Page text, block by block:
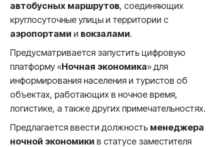
автобусных маршрутов, соединяющих
круглосуточные улицы и территории с
аэропортами и вокзалами.
Предусматривается запустить цифровую
платформу «Ночная экономика» для
информирования населения и туристов об
объектах, работающих в ночное время,
логистике, а также других примечательностях.
Предлагается ввести должность менеджера
ночной экономики в статусе заместителя